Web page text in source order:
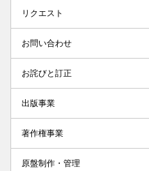
リクエスト
お問い合わせ
お詫びと訂正
出版事業
著作権事業
原盤制作・管理